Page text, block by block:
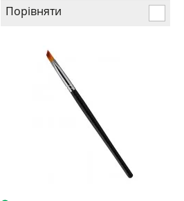
Порівняти